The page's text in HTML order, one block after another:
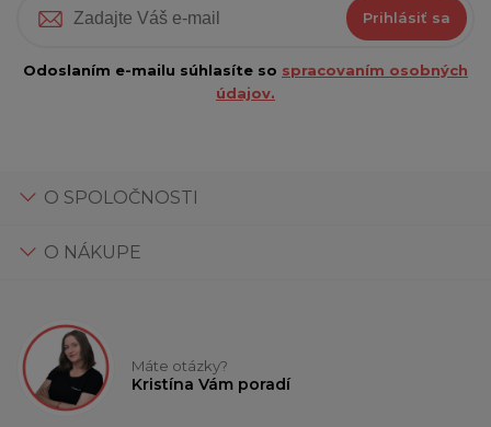
Prihlásiť sa
Odoslaním e-mailu súhlasíte so spracovaním osobných
údajov.
O SPOLOČNOSTI
O NÁKUPE
Máte otázky?
Kristína Vám poradí